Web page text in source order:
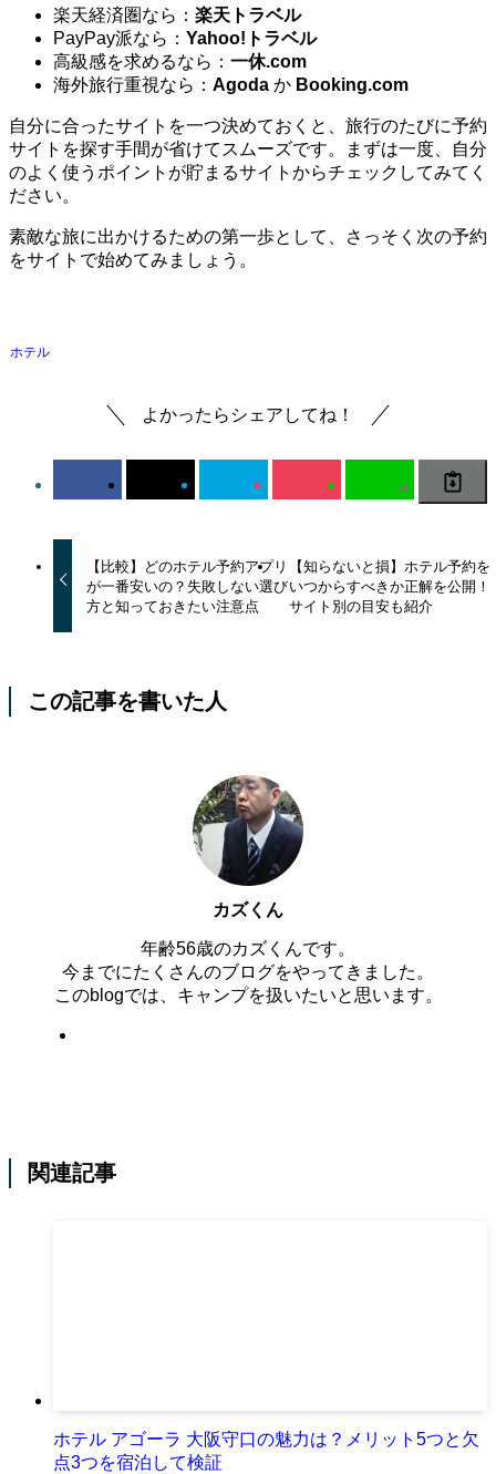
楽天経済圏なら： 楽天トラベル
PayPay派なら： Yahoo!トラベル
高級感を求めるなら： 一休.com
海外旅行重視なら： Agoda か Booking.com
自分に合ったサイトを一つ決めておくと、旅行のたびに予約
サイトを探す手間が省けてスムーズです。まずは一度、自分
のよく使うポイントが貯まるサイトからチェックしてみてく
ださい。
素敵な旅に出かけるための第一歩として、さっそく次の予約
をサイトで始めてみましょう。
ホテル
よかったらシェアしてね！
【比較】どのホテル予約アプリ
が一番安いの？失敗しない選び
方と知っておきたい注意点
【知らないと損】ホテル予約を
いつからすべきか正解を公開！
サイト別の目安も紹介
この記事を書いた人
カズくん
年齢56歳のカズくんです。
今までにたくさんのブログをやってきました。
このblogでは、キャンプを扱いたいと思います。
関連記事
ホテル アゴーラ 大阪守口の魅力は？メリット5つと欠
点3つを宿泊して検証